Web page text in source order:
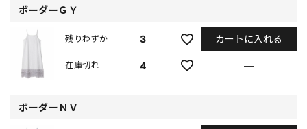
ボーダーＧＹ
3
残りわずか カートに入れる
4
在庫切れ —
ボーダーＮＶ